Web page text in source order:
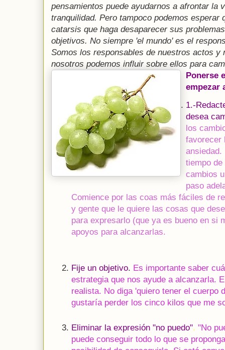
pensamientos puede ayudarnos a afrontar la
tranquilidad. Pero tampoco podemos esperar
catarsis que haga desaparecer sus
objetivos. No siempre 'el mundo' es el
Somos los responsables de nuestros actos
nosotros podemos influir sobre ellos para
Ponerse
empezar
1.-
desea
los
favorecer
ansiedad.
tiempo
cambios
paso
Comience por las coas más fáciles de
y gente que le quiere las cosas que
para expresarlo (que ya es bueno en si
apoyos para alcanzarlas.
Fije un objetivo. Es importante saber
estrategia que nos ayude a alcanzarla.
realista. No diga 'quiero tener el cuerpo
gustaría perder los cinco kilos que me
Eliminar la expresión "no puedo". "No
puede conseguir todo lo que se